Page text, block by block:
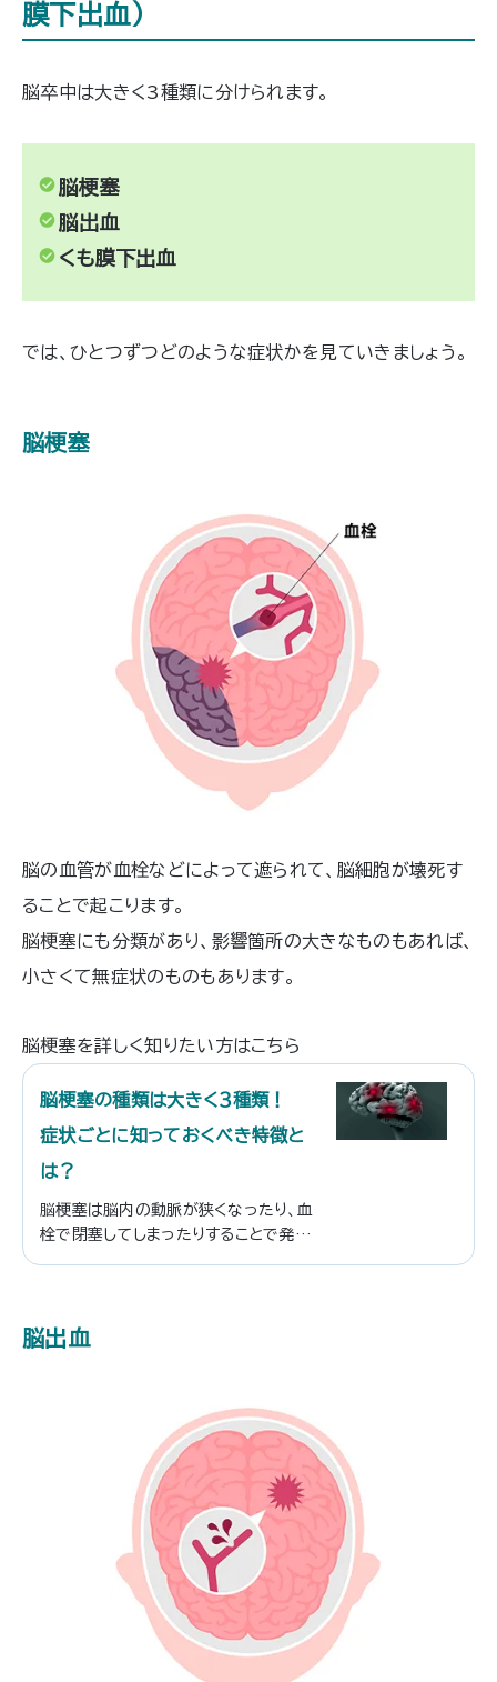
膜下出血）
脳卒中は大きく3種類に分けられます。
脳梗塞
脳出血
くも膜下出血
では、ひとつずつどのような症状かを見ていきましょう。
脳梗塞
脳の血管が血栓などによって遮られて、脳細胞が壊死す
ることで起こります。
脳梗塞にも分類があり、影響箇所の大きなものもあれば、
小さくて無症状のものもあります。
脳梗塞を詳しく知りたい方はこちら
脳梗塞の種類は大きく３種類！
症状ごとに知っておくべき特徴と
は？
脳梗塞は脳内の動脈が狭くなったり、血
栓で閉塞してしまったりすることで発症
しょう。
脳出血